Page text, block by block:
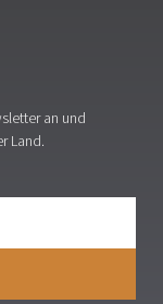
an und
Land.